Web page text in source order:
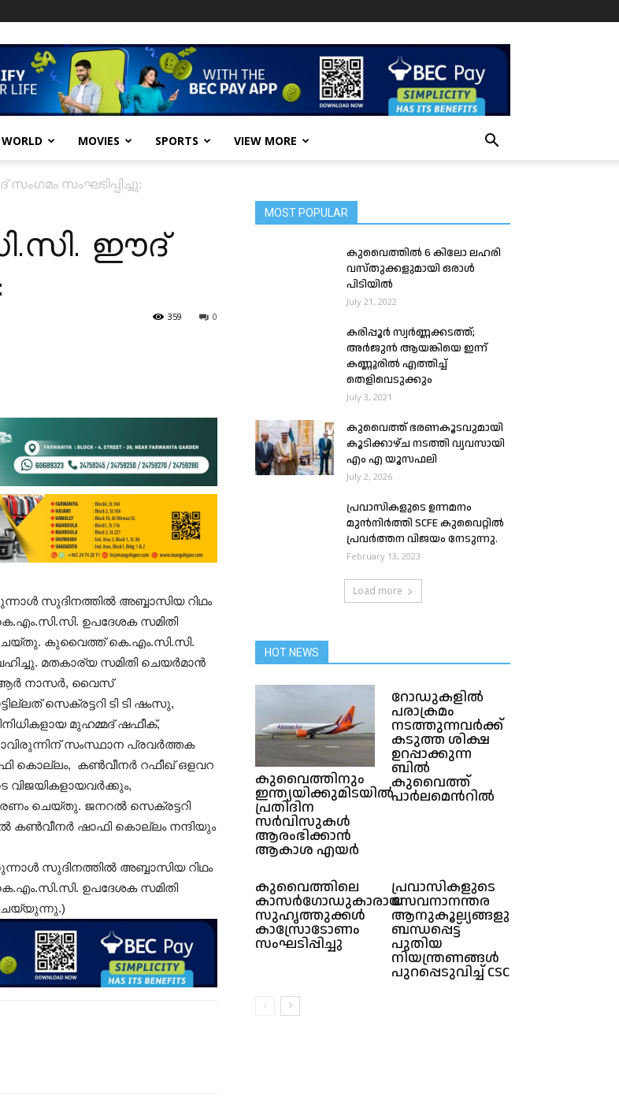
WORLD MOVIES SPORTS VIEW MORE
സംഘടിപ്പിച്ചു:
ഈദ്
0
359
സുദിനത്തിൽ അബ്ബാസിയ റിഥം
ഉപദേശക സമിതി
കുവൈത്ത് കെ.എം.സി.സി.
മതകാര്യ സമിതി ചെയർമാൻ
ആർ നാസർ, വൈസ്
സെക്രട്ടറി ടി ടി ഷംസു,
മുഹമ്മദ്‌ ഷഫീക്,
സംസ്ഥാന പ്രവർത്തക
കൊല്ലം, കൺവീനർ റഫീഖ് ഒളവറ
വിജയികളായവർക്കും,
ചെയ്തു. ജനറൽ സെക്രട്ടറി
ഷാഫി കൊല്ലം നന്ദിയും
സുദിനത്തിൽ അബ്ബാസിയ റിഥം
ഉപദേശക സമിതി
MOST POPULAR
കുവൈത്തിൽ 6 കിലോ ലഹരി
വസ്തുക്കളുമായി ഒരാൾ
പിടിയിൽ
July 21, 2022
കരിപ്പൂർ സ്വർണ്ണക്കടത്ത്;
അർജുൻ ആയങ്കിയെ ഇന്ന്
കണ്ണൂരിൽ എത്തിച്ച്
തെളിവെടുക്കും
July 3, 2021
കുവൈത്ത് ഭരണകൂടവുമായി
കൂടിക്കാഴ്ച നടത്തി വ്യവസായി
എം എ യൂസഫലി
July 2, 2026
പ്രവാസികളുടെ ഉന്നമനം
മുൻനിർത്തി SCFE കുവൈറ്റിൽ
പ്രവർത്തന വിജയം നേടുന്നു.
February 13, 2023
Load more
HOT NEWS
കുവൈത്തിനും
ഇന്ത്യയിക്കുമിടയിൽ
പ്രതിദിന
സർവിസുകൾ
ആരംഭിക്കാൻ
ആകാശ എയർ
റോഡുകളിൽ
പരാക്രമം
നടത്തുന്നവർക്ക്
കടുത്ത ശിക്ഷ
ഉറപ്പാക്കുന്ന
ബിൽ
കുവൈത്ത്
പാർലമെൻറിൽ
കുവൈത്തിലെ
കാസർഗോഡുകാരായ
സുഹൃത്തുക്കൾ
കാസ്രോടോണം
സംഘടിപ്പിച്ചു
പ്രവാസികളുടെ
സേവനാനന്തര
ആനുകൂല്യങ്ങളുമായി
ബന്ധപ്പെട്ട്
പുതിയ
നിയന്ത്രണങ്ങൾ
പുറപ്പെടുവിച്ച് CSC